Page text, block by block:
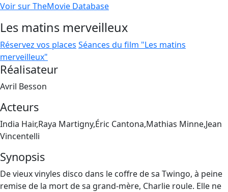
Voir sur TheMovie Database
Les matins merveilleux
Réservez vos places Séances du film "Les matins
merveilleux"
Réalisateur
Avril Besson
Acteurs
India Hair,Raya Martigny,Éric Cantona,Mathias Minne,Jean
Vincentelli
Synopsis
De vieux vinyles disco dans le coffre de sa Twingo, à peine
remise de la mort de sa grand-mère, Charlie roule. Elle ne